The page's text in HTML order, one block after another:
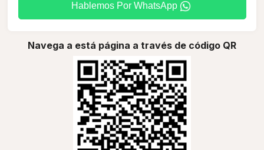
Hablemos Por WhatsApp
Navega a está página a través de código QR